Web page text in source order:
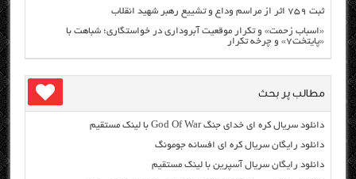
ثبت ۷۵۹ اثر از مراسم وداع و تشییع رهبر شهید انقلاب
«اسباب زحمت» و تکرار موقعیت آبروداری در خواستگاری؛ شباهت با
«پایتخت۷» و چرخه تکرار
مطالب پر بحث
دانلود سریال کره ای خدای جنگ God Of War با لینک مستقیم
دانلود رایگان سریال کره ای افسانه جومونگ
دانلود رایگان سریال آسپرین با لینک مستقیم